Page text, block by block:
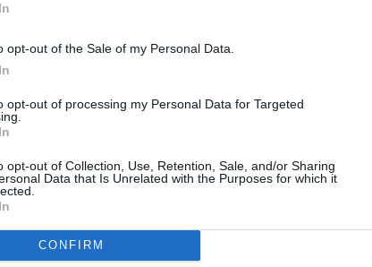
opt-out of the Sale of my Personal Data.
opt-out of processing my Personal Data for Targeted
opt-out of Collection, Use, Retention, Sale, and/or Sharing
Data that Is Unrelated with the Purposes for which it
CONFIRM
entre los viajeros procedentes de Italia por los nuevos
esperábamos peor"
en directo: Interior reitera que los controles a viajeros
son aleatorios y no sistemáticos
turistas y unos 60.000 italianos residentes en Canarias tendrán
fronterizo